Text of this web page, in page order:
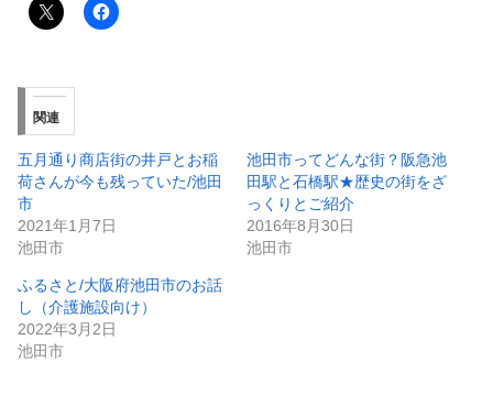
関連
五月通り商店街の井戸とお稲
荷さんが今も残っていた/池田
市
2021年1月7日
池田市
池田市ってどんな街？阪急池
田駅と石橋駅★歴史の街をざ
っくりとご紹介
2016年8月30日
池田市
ふるさと/大阪府池田市のお話
し（介護施設向け）
2022年3月2日
池田市